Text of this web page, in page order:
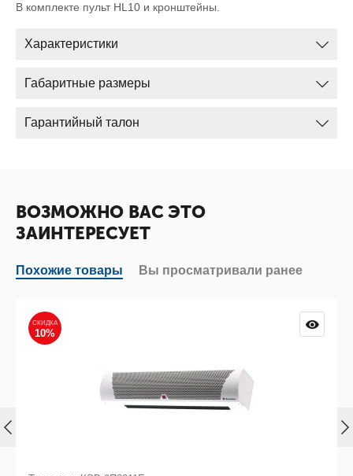
В комплекте пульт HL10 и кронштейны.
Характеристики
Габаритные размеры
Гарантийный талон
ВОЗМОЖНО ВАС ЭТО
ЗАИНТЕРЕСУЕТ
Похожие товары Вы просматривали ранее
СКИДКА
10%